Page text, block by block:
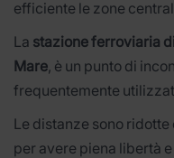
efficiente le zone
La stazione ferroviaria
Mare, è un punto di
frequentemente
Le distanze sono
per avere piena libertà